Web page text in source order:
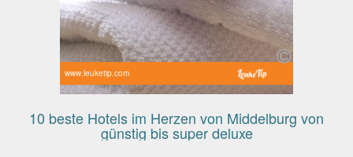
www.leuketip.com
10 beste Hotels im Herzen von Middelburg von
günstig bis super deluxe